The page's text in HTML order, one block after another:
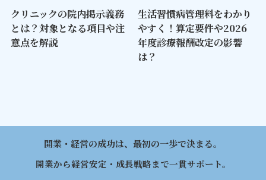
クリニックの院内掲示義務
とは？対象となる項目や注
意点を解説
生活習慣病管理料をわかり
やすく！算定要件や2026
年度診療報酬改定の影響
は？
開業・経営の成功は、最初の一歩で決まる。
開業から経営安定・成長戦略まで一貫サポート。